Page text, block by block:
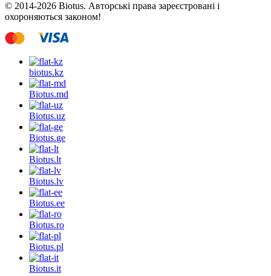
© 2014-2026 Biotus. Авторські права зареєстровані і
охороняються законом!
biotus.kz
Biotus.md
Biotus.uz
Biotus.ge
Biotus.lt
Biotus.lv
Biotus.ee
Biotus.ro
Biotus.pl
Biotus.it